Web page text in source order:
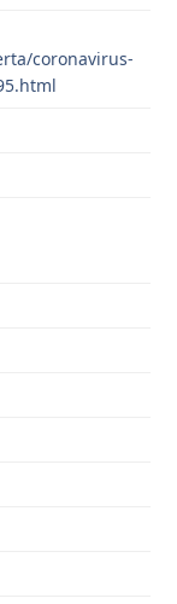
coronavirus-